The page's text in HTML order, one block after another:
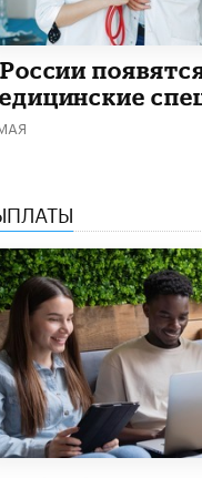
«Евгений
для повторения
4 ИЮНЯ /
В Госдуме
3 ИЮНЯ /ЕГЭ И
​Яндекс
защите от ИИ-
2 ИЮНЯ /BIG
В России
подходы к
школах
2 ИЮНЯ /